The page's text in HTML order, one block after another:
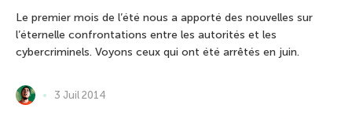
Le premier mois de l’été nous a apporté des nouvelles sur
l’éternelle confrontations entre les autorités et les
cybercriminels. Voyons ceux qui ont été arrêtés en juin.
3 Juil 2014